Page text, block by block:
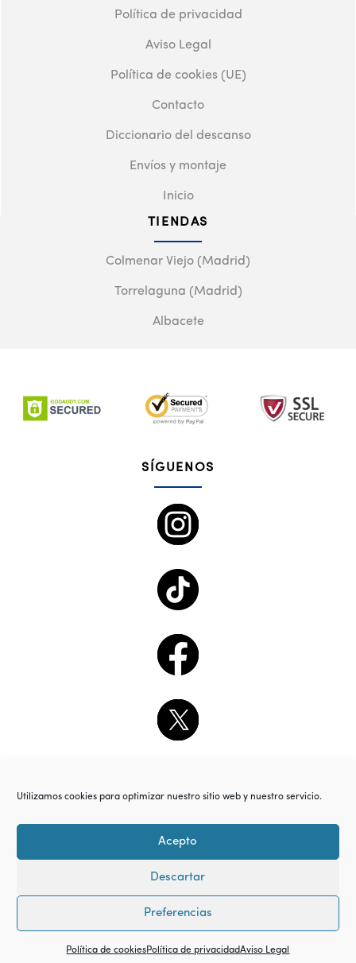
Utilizamos cookies para optimizar nuestro sitio web y nuestro servicio.
Acepto
Descartar
Preferencias
Política de cookiesPolítica de privacidadAviso Legal
Política de privacidad
Aviso Legal
Política de cookies (UE)
Contacto
Diccionario del descanso
Envíos y montaje
Inicio
TIENDAS
Colmenar Viejo (Madrid)
Torrelaguna (Madrid)
Albacete
SÍGUENOS
© Copyright 2018. All Rights Reserved